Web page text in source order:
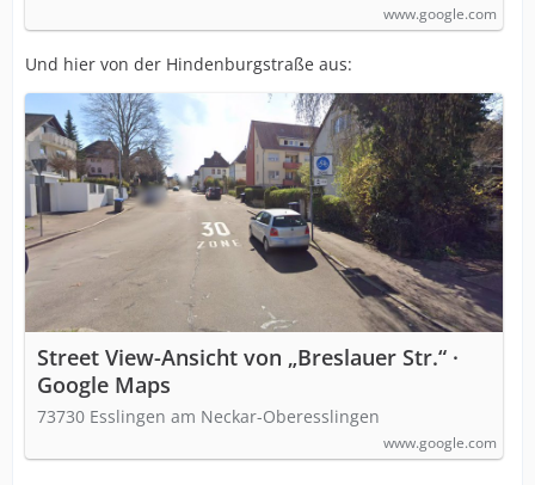
www.google.com
Und hier von der Hindenburgstraße aus:
Street View-Ansicht von „Breslauer Str.“ ·
Google Maps
73730 Esslingen am Neckar-Oberesslingen
www.google.com